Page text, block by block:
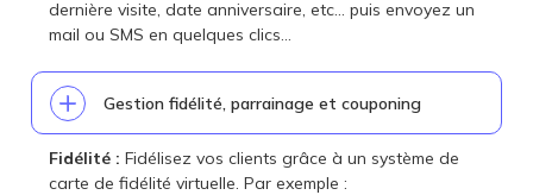
dernière visite, date anniversaire, etc… puis envoyez un
mail ou SMS en quelques clics…
Gestion fidélité, parrainage et couponing
Fidélité :Fidélisez vos clients grâce à un système de
carte de fidélité virtuelle. Par exemple :